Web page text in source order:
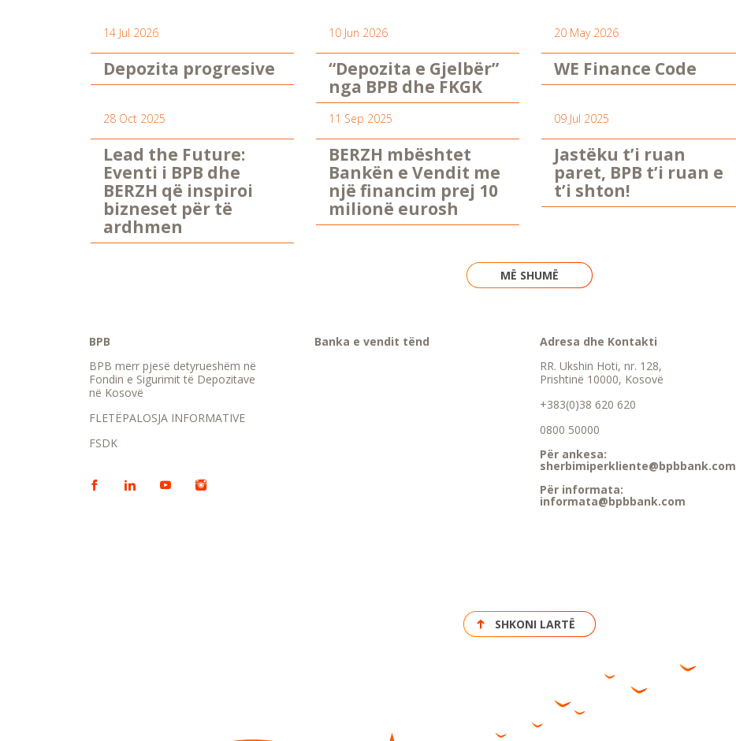
14 Jul 2026
Depozita progresive
10 Jun 2026
“Depozita e Gjelbër”
nga BPB dhe FKGK
20 May 2026
WE Finance Code
28 Oct 2025
Lead the Future:
Eventi i BPB dhe
BERZH që inspiroi
bizneset për të
ardhmen
11 Sep 2025
BERZH mbështet
Bankën e Vendit me
një financim prej 10
milionë eurosh
09 Jul 2025
Jastëku t’i ruan
paret, BPB t’i ruan e
t’i shton!
MË SHUMË
BPB
BPB merr pjesë detyrueshëm në
Fondin e Sigurimit të Depozitave
në Kosovë
FLETËPALOSJA INFORMATIVE
FSDK
Banka e vendit tënd
Adresa dhe Kontakti
RR. Ukshin Hoti, nr. 128,
Prishtinë 10000, Kosovë
+383(0)38 620 620
0800 50000
Për ankesa:
sherbimiperkliente@bpbbank.com
Për informata:
informata@bpbbank.com
SHKONI LARTË